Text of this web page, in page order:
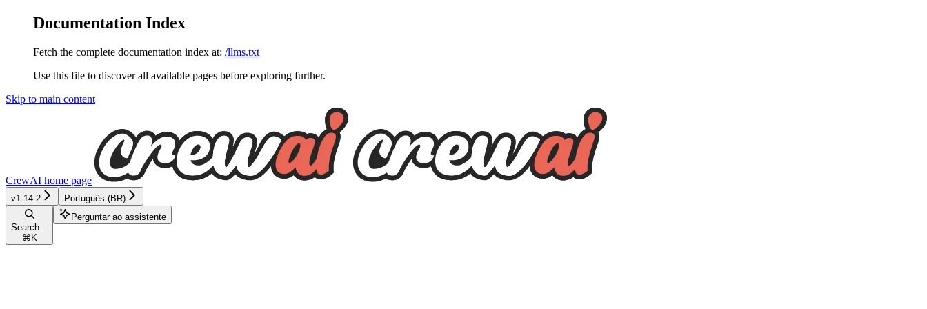
Documentation Index
Fetch the complete documentation index at: /llms.txt
Use this file to discover all available pages before exploring further.
Skip to main content
CrewAI home page
v1.14.2 Português (BR)
Search...
⌘ K
Perguntar ao assistente